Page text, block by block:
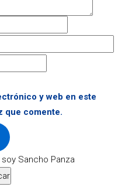
y web en este
que comente.
Sancho Panza